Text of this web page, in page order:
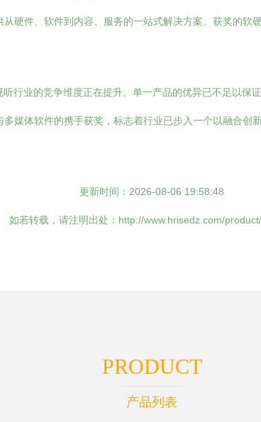
硬件、软件到内容、服务的一站式解决方案。获奖的软
行业的竞争维度正在提升。单一产品的优异已不足以保证
多媒体软件的携手获奖，标志着行业已步入一个以融合
更新时间：2026-08-06 19:58:48
如若转载，请注明出处：http://www.hrisedz.com/
PRODUCT
产品列表